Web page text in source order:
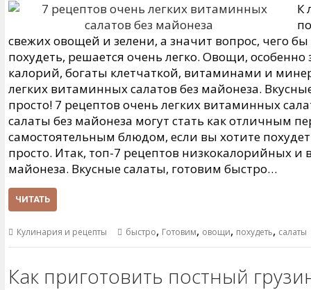
К
свежих овощей и зелени, а значит вопрос, чего бы
похудеть, решается очень легко. Овощи,
калорий, богаты клетчаткой, витаминами и
легких витаминных салатов без майонеза.
просто! 7 рецептов очень легких витаминных
салаты без майонеза могут стать как отличным
самостоятельным блюдом, если вы хотите
просто. Итак, топ-7 рецептов низкокалорийных и
майонеза. Вкусные салаты, готовим быстро…
ЧИТАТЬ
Кулинария и рецепты быстро, Готовим, овощи, похудеть, салаты
Как приготовить постный